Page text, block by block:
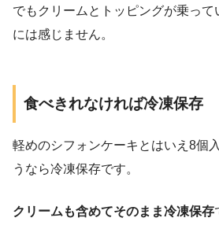
でもクリームとトッピングが乗って
には感じません。
食べきれなければ冷凍保存
軽めのシフォンケーキとはいえ8個
うなら冷凍保存です。
クリームも含めてそのまま冷凍保存